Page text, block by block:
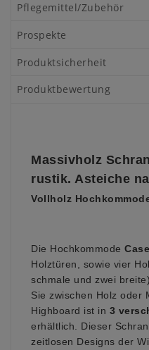
Pflegemittel/Zubehör
Prospekte
Produktsicherheit
Produktbewertung
Massivholz
rustik. Asteiche
Vollholz
Die Hochkommode
Holztüren, sowie vier
schmale und zwei
Sie zwischen Holz oder
Highboard ist in 3
erhältlich. Dieser
zeitlosen Designs der